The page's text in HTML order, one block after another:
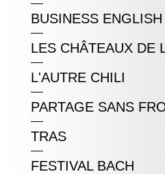
BUSINESS
LES CHÂTEAUX DE
L'AUTRE CHILI
PARTAGE SANS
TRAS
FESTIVAL BACH